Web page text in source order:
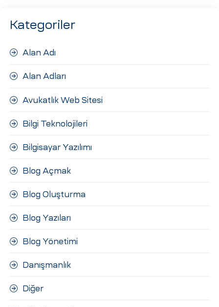
Kategoriler
Alan Adı
Alan Adları
Avukatlık Web Sitesi
Bilgi Teknolojileri
Bilgisayar Yazılımı
Blog Açmak
Blog Oluşturma
Blog Yazıları
Blog Yönetimi
Danışmanlık
Diğer